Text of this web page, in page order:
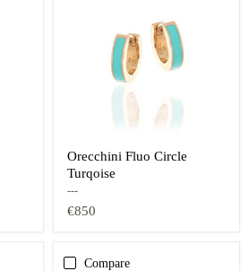
Orecchini Fluo Circle
Turqoise
---
€850
Compare